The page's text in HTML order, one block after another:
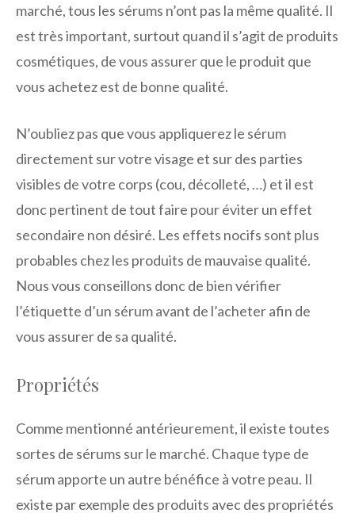
marché, tous les sérums n’ont pas la même qualité. Il
est très important, surtout quand il s’agit de produits
cosmétiques, de vous assurer que le produit que
vous achetez est de bonne qualité.
N’oubliez pas que vous appliquerez le sérum
directement sur votre visage et sur des parties
visibles de votre corps (cou, décolleté, …) et il est
donc pertinent de tout faire pour éviter un effet
secondaire non désiré. Les effets nocifs sont plus
probables chez les produits de mauvaise qualité.
Nous vous conseillons donc de bien vérifier
l’étiquette d’un sérum avant de l’acheter afin de
vous assurer de sa qualité.
Propriétés
Comme mentionné antérieurement, il existe toutes
sortes de sérums sur le marché. Chaque type de
sérum apporte un autre bénéfice à votre peau. Il
existe par exemple des produits avec des propriétés